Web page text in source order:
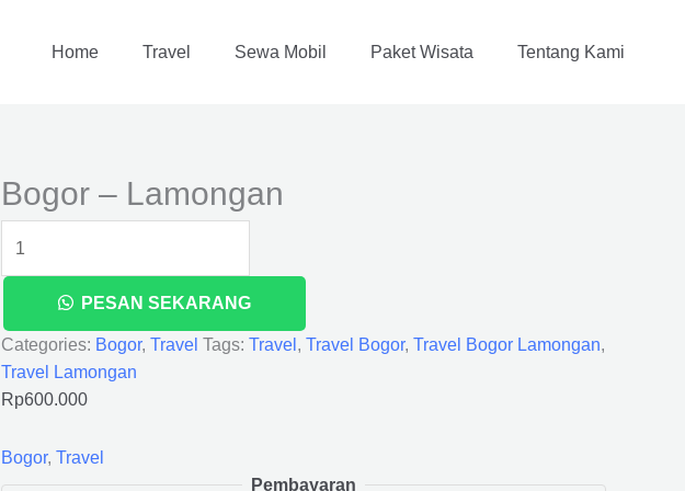
Home Travel Sewa Mobil Paket Wisata Tentang Kami
Bogor – Lamongan
PESAN SEKARANG
Categories: Bogor, Travel Tags: Travel , Travel Bogor, Travel Bogor Lamongan,
Travel Lamongan
Rp600.000
Bogor, Travel
Pembayaran